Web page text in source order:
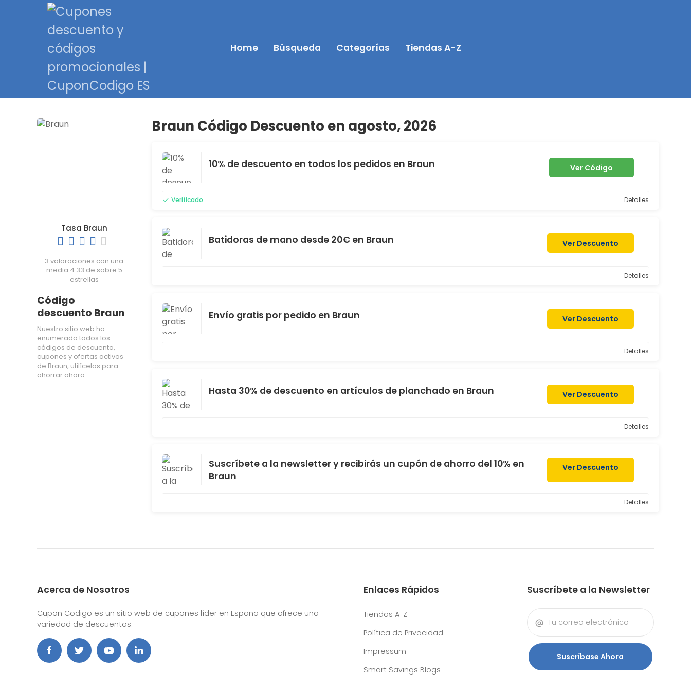
Home Búsqueda Categorías Tiendas A-Z
Tasa Braun
3 valoraciones con una
media 4.33 de sobre 5
estrellas
Código
descuento Braun
Nuestro sitio web ha
enumerado todos los
códigos de descuento,
cupones y ofertas activos
de Braun, utilícelos para
ahorrar ahora
Braun Código Descuento en agosto, 2026
10% de descuento en todos los pedidos en Braun Ver Código
Verificado Detalles
Batidoras de mano desde 20€ en Braun Ver Descuento
Detalles
Envío gratis por pedido en Braun Ver Descuento
Detalles
Hasta 30% de descuento en artículos de planchado en Braun Ver Descuento
Detalles
Suscríbete a la newsletter y recibirás un cupón de ahorro del 10% en
Braun
Ver Descuento
Detalles
Acerca de Nosotros
Cupon Codigo es un sitio web de cupones líder en España que ofrece una
variedad de descuentos.
Enlaces Rápidos
Tiendas A-Z
Política de Privacidad
Impressum
Smart Savings Blogs
Suscríbete a la Newsletter
Suscríbase Ahora